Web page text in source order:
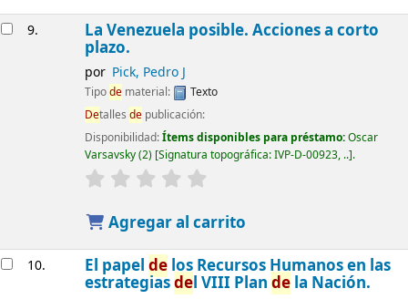
9. La Venezuela posible. Acciones a corto
plazo.
por Pick, Pedro J
Tipodematerial:
Texto
Detalles depublicación:
Disponibilidad:Ítems disponibles para préstamo:Oscar
Varsavsky(2) Signatura topográfica:IVP-D-00923, .. .
Agregar al carrito
10. El papel delos Recursos Humanos en las
estrategiasdel VIII Plan dela Nación.